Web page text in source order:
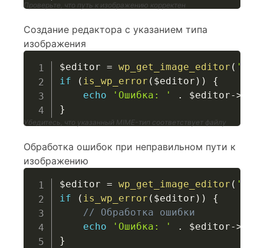
Проверьте, что путь к изображению корректен
Создание редактора с указанием типа
изображения
$editor = wp_get_image_editor ( '/
if
( is_wp_error ( $editor ) )
{
echo
'Ошибка: ' . $editor->
}
Убедитесь, что указанный MIME-тип соответствует файлу
Обработка ошибок при неправильном пути к
изображению
$editor = wp_get_image_editor ( '/
if
( is_wp_error ( $editor ) )
{
// Обработка ошибки
echo
'Ошибка: ' . $editor->
}